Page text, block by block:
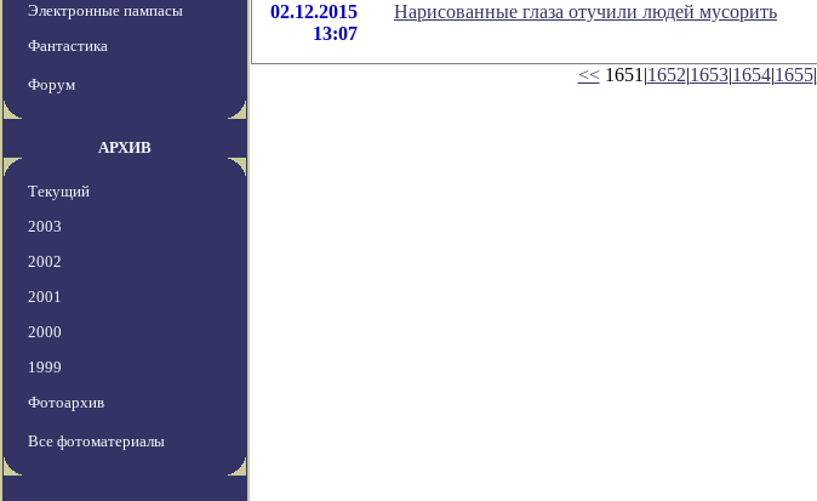
Электронные пампасы
Фантастика
Форум
АРХИВ
Текущий
2003
2002
2001
2000
1999
Фотоархив
Все фотоматериалы
02.12.2015
13:07
Нарисованные глаза отучили людей мусорить
<<1651|1652|1653|1654|1655|